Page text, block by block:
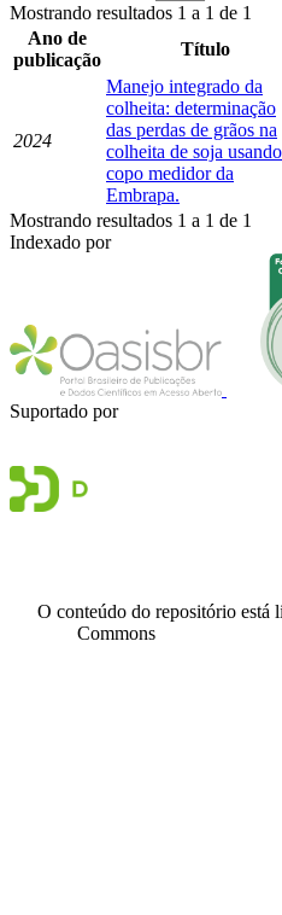
Mostrando resultados 1 a 1 de 1
Ano de
publicação
Título
2024
Manejo integrado da
colheita: determinação
das perdas de grãos na
colheita de soja
copo medidor da
Embrapa.
Mostrando resultados 1 a 1 de 1
Indexado por
Suportado por
O conteúdo do repositório está
Commons